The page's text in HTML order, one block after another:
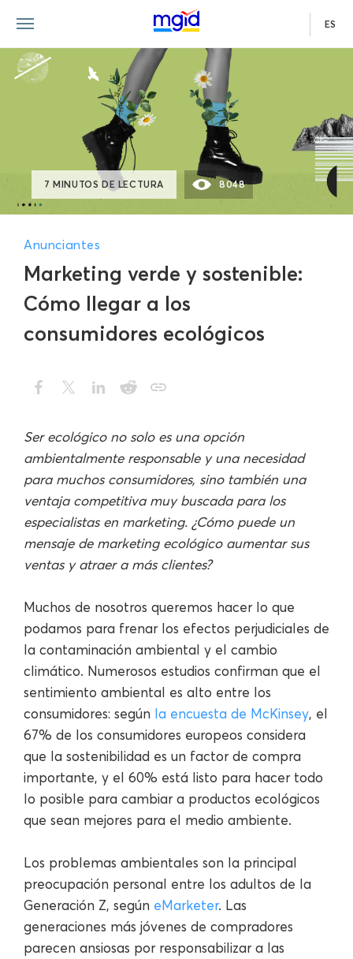
ES
Marketing verde y sostenible:
Cómo llegar a los
consumidores ecológicos
Anunciantes
7 MINUTOS DE LECTURA 8048
Ser ecológico no solo es una opción
ambientalmente responsable y una necesidad
para muchos consumidores, sino también una
ventaja competitiva muy buscada para los
especialistas en marketing. ¿Cómo puede un
mensaje de marketing ecológico aumentar sus
ventas y atraer a más clientes?
Muchos de nosotros queremos hacer lo que
podamos para frenar los efectos perjudiciales de
la contaminación ambiental y el cambio
climático. Numerosos estudios confirman que el
sentimiento ambiental es alto entre los
consumidores: según la encuesta de McKinsey, el
67% de los consumidores europeos considera
que la sostenibilidad es un factor de compra
importante, y el 60% está listo para hacer todo
lo posible para cambiar a productos ecológicos
que sean mejores para el medio ambiente.
Los problemas ambientales son la principal
preocupación personal entre los adultos de la
Generación Z, según eMarketer. Las
generaciones más jóvenes de compradores
parecen ansiosas por responsabilizar a las